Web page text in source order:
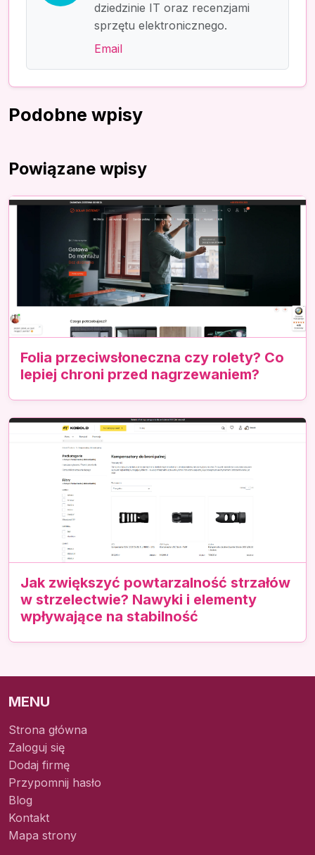
dziedzinie IT oraz recenzjami
sprzętu elektronicznego.
Email
Podobne wpisy
Powiązane wpisy
Folia przeciwsłoneczna czy rolety? Co
lepiej chroni przed nagrzewaniem?
Jak zwiększyć powtarzalność strzałów
w strzelectwie? Nawyki i elementy
wpływające na stabilność
MENU
Strona główna
Zaloguj się
Dodaj firmę
Przypomnij hasło
Blog
Kontakt
Mapa strony